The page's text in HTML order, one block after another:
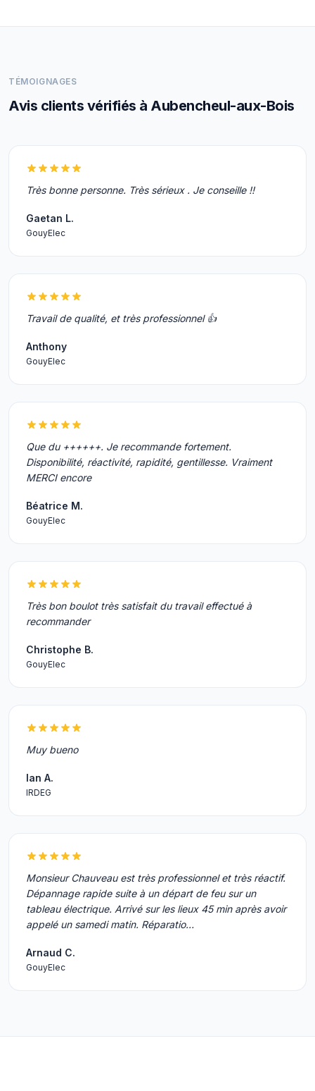
TÉMOIGNAGES
Avis clients vérifiés à Aubencheul-aux-Bois
Très bonne personne. Très sérieux . Je conseille !!
Gaetan L.
GouyElec
Travail de qualité, et très professionnel 👍
Anthony
GouyElec
Que du ++++++. Je recommande fortement.
Disponibilité, réactivité, rapidité, gentillesse. Vraiment
MERCI encore
Béatrice M.
GouyElec
Très bon boulot très satisfait du travail effectué à
recommander
Christophe B.
GouyElec
Muy bueno
Ian A.
IRDEG
Monsieur Chauveau est très professionnel et très réactif.
Dépannage rapide suite à un départ de feu sur un
tableau électrique. Arrivé sur les lieux 45 min après avoir
appelé un samedi matin. Réparatio…
Arnaud C.
GouyElec